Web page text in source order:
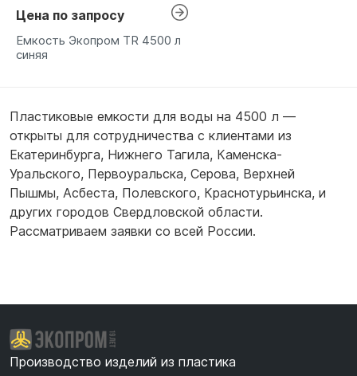
Цена по запросу
Емкость Экопром TR 4500 л
синяя
Пластиковые емкости для воды на 4500 л —
открыты для сотрудничества с клиентами из
Екатеринбурга, Нижнего Тагила, Каменска-
Уральского, Первоуральска, Серова, Верхней
Пышмы, Асбеста, Полевского, Краснотурьинска, и
других городов Свердловской области.
Рассматриваем заявки со всей России.
Производство изделий из пластика